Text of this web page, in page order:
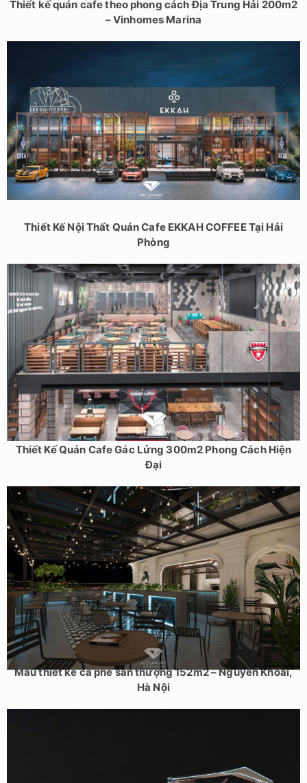
Thiết kế quán cafe theo phong cách Địa Trung Hải 200m2
– Vinhomes Marina
Thiết Kế Nội Thất Quán Cafe EKKAH COFFEE Tại Hải
Phòng
Thiết Kế Quán Cafe Gác Lửng 300m2 Phong Cách Hiện
Đại
Mẫu thiết kế cà phê sân thượng 152m2 – Nguyễn Khoái,
Hà Nội